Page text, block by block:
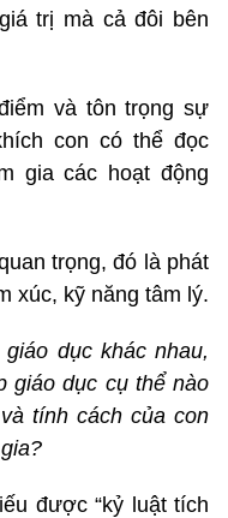
trị mà cả đôi bên
và tôn trọng sự
con có thể đọc
gia các hoạt động
trọng, đó là phát
xúc, kỹ năng tâm lý.
dục khác nhau,
giáo dục cụ thể nào
tính cách của con
được “kỷ luật tích